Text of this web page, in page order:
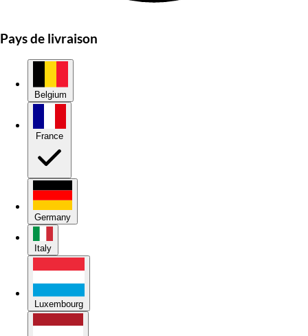
Pays de livraison
Belgium
Germany
Italy
Luxembourg